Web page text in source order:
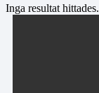
Inga resultat hittades.